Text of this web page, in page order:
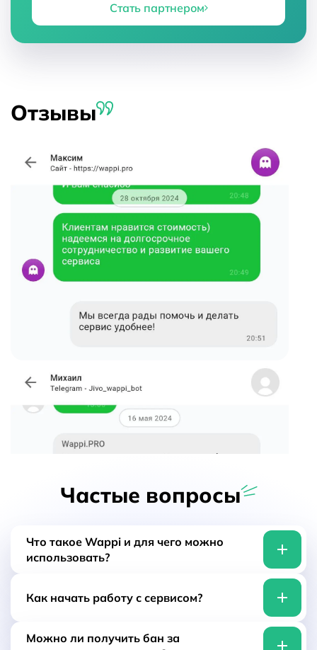
Стать партнером
Отзывы
Частые вопросы
Что такое Wappi и для чего можно
использовать?
мессенджеров. С помощью API вы можете
связать с Whatsapp, Telegram и MAX любые
сайты, CRM, сервисы и другие
Как начать работу с сервисом?
Для того, чтобы начать пользоваться сервисом,
Можно ли получить бан за